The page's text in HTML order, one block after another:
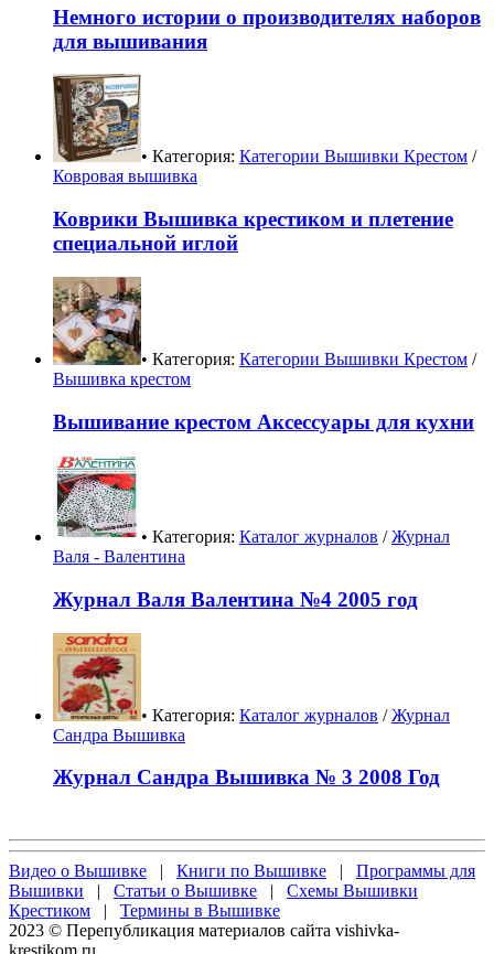
Немного истории о производителях наборов
для вышивания
• Категория: Категории Вышивки Крестом /
Ковровая вышивка
Коврики Вышивка крестиком и плетение
специальной иглой
• Категория: Категории Вышивки Крестом /
Вышивка крестом
Вышивание крестом Аксессуары для кухни
• Категория: Каталог журналов /Журнал
Валя - Валентина
Журнал Валя Валентина №4 2005 год
• Категория: Каталог журналов /Журнал
Сандра Вышивка
Журнал Сандра Вышивка № 3 2008 Год
Видео о Вышивке | Книги по Вышивке | Программы для
Вышивки | Статьи о Вышивке | Схемы Вышивки
Крестиком | Термины в Вышивке
2023 © Перепубликация материалов сайта vishivka-